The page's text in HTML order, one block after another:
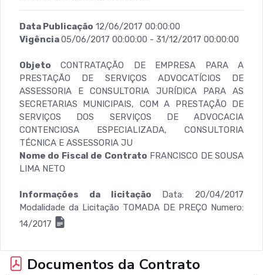
Data Publicação 12/06/2017 00:00:00
Vigência05/06/2017 00:00:00 - 31/12/2017 00:00:00
Objeto CONTRATAÇÃO DE EMPRESA PARA A
PRESTAÇÃO DE SERVIÇOS ADVOCATÍCIOS DE
ASSESSORIA E CONSULTORIA JURÍDICA PARA AS
SECRETARIAS MUNICIPAIS, COM A PRESTAÇÃO DE
SERVIÇOS DOS SERVIÇOS DE ADVOCACIA
CONTENCIOSA ESPECIALIZADA, CONSULTORIA
TÉCNICA E ASSESSORIA JU
Nome do Fiscal de Contrato FRANCISCO DE SOUSA
LIMA NETO
Informações da licitação Data: 20/04/2017
Modalidade da Licitação TOMADA DE PREÇO Numero:
14/2017
Documentos da Contrato